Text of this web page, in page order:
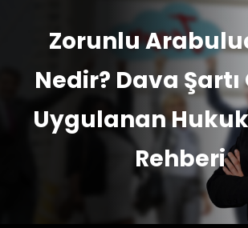
Zorunlu
Nedir? Dava
Uygulanan
Rehberi